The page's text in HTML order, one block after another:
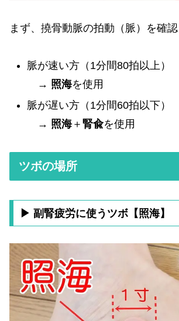
まず、撓骨動脈の拍動（脈）を確認
脈が速い方（1分間80拍以上）
→ 照海を使用
脈が遅い方（1分間60拍以下）
→ 照海＋ 腎兪を使用
ツボの場所
▶ 副腎疲労に使うツボ【照海】